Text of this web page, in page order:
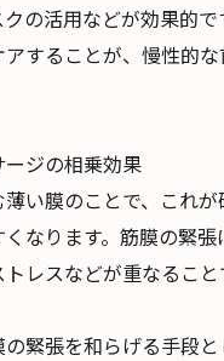
の活用などが効果的で
することが、慢性的
ジの相乗効果
い膜のことで、これが
なります。筋膜の緊張
レスなどが重なるこ
緊張を和らげる手段